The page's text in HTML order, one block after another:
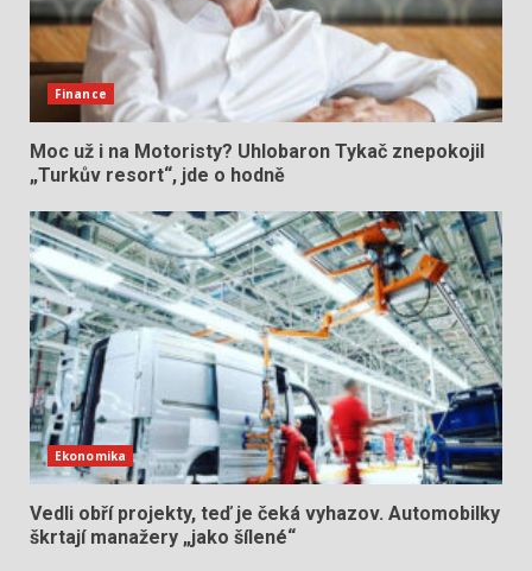
Finance
Moc už i na Motoristy? Uhlobaron Tykač znepokojil
„Turkův resort“, jde o hodně
Ekonomika
Vedli obří projekty, teď je čeká vyhazov. Automobilky
škrtají manažery „jako šílené“